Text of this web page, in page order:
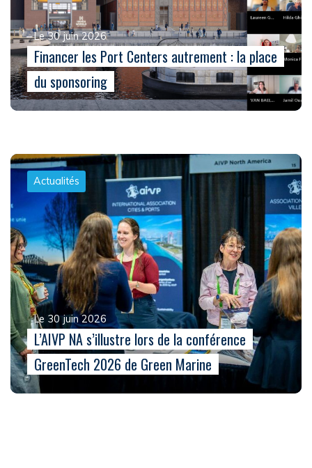
Le 30 juin 2026
Financer les Port Centers autrement : la place
du sponsoring
Actualités
Le 30 juin 2026
L’AIVP NA s’illustre lors de la conférence
GreenTech 2026 de Green Marine